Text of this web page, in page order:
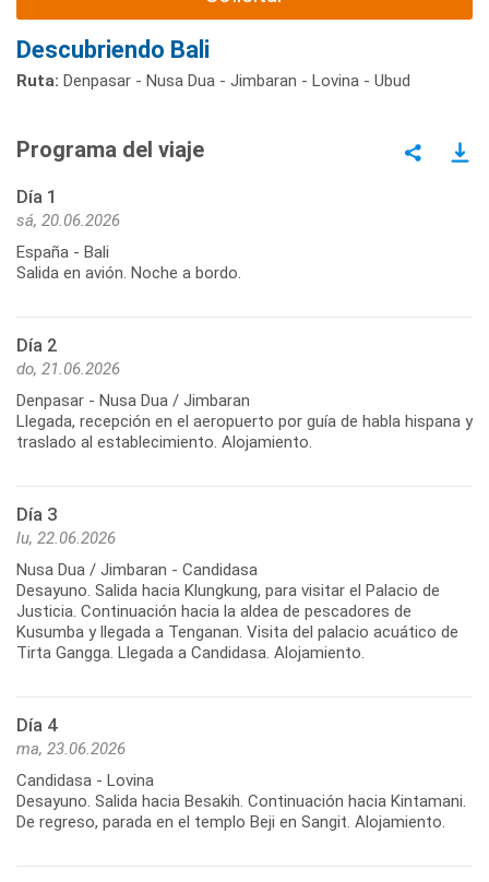
Descubriendo Bali
Ruta: Denpasar - Nusa Dua - Jimbaran - Lovina - Ubud
Programa del viaje
Día 1
sá, 20.06.2026
España - Bali
Salida en avión. Noche a bordo.
Día 2
do, 21.06.2026
Denpasar - Nusa Dua / Jimbaran
Llegada, recepción en el aeropuerto por guía de habla hispana y
traslado al establecimiento. Alojamiento.
Día 3
lu, 22.06.2026
Nusa Dua / Jimbaran - Candidasa
Desayuno. Salida hacia Klungkung, para visitar el Palacio de
Justicia. Continuación hacia la aldea de pescadores de
Kusumba y llegada a Tenganan. Visita del palacio acuático de
Tirta Gangga. Llegada a Candidasa. Alojamiento.
Día 4
ma, 23.06.2026
Candidasa - Lovina
Desayuno. Salida hacia Besakih. Continuación hacia Kintamani.
De regreso, parada en el templo Beji en Sangit. Alojamiento.